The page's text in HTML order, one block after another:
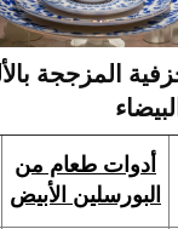
المزججة
أدوات طعام من
البورسلين الأبيض